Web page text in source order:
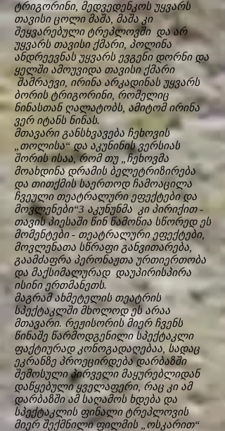
ტრიგორინი, მედვედენკოს უყვარს
თავისი ცოლი მაშა, მაშა კი
შეყვარებული ტრეპლოვში და არ
უყვარს თავისი ქმარი, პოლინა
ანდრეევნას უყვარს ევგენი დორნი და
ყელში ამოუვიდა თავისი ქმარი
შამრაევი, ირინა არკადინას უყვარს
ბორის ტრიგორინი, რომელიც
ნინასთან ღალატობს, ამიტომ ირინა
ვერ იტანს ნინას.
მთავარი განსხვავება ჩეხოვის
„თოლისა“ და აკუნინის ვერსიას
შორის ისაა, რომ თუ „ჩეხოვმა
მოახდინა დრამის ბელეტრიზირება
და თითქმის საერთოდ ჩამოაცილა
ჩვეული თეატრალური ეფექტები და
მოვლენები“3 აკუნუნმა კი პირიქით -
თავის პიესაში წინ წამოწია სწორედ ეს
მომენტები - თეატრალური ეფექტები,
მოვლენათა სწრაფი განვითარება,
გაამძაფრა პერონაჟთა ურთიერთობა
და მაქსიმალურად დაუპირისპირა
ისინი ერთმანეთს.
მაგრამ ახმეტელის თეატრის
სპექტაკლში მხოლოდ ეს არაა
მთავარი. რეჟისორის მიერ ჩვენს
წინაშე წარმოდგენილი სპექტაკლი
ფაქტიურად კონოგადაღებაა, სადაც
ეკრანზე პროეცირდება დარბაზში
შემოსული პირველი მაყურებლიდან
დაწყებული ყველაფერი, რაც კი ამ
დარბაზში ამ საღამოს ხდება და
სპექტაკლის ფინალი ტრეპლოვის
მიერ შექმნილი ფილმის „ოსკარით“